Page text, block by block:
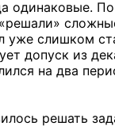
одинаковые.
уже слишком
допуск из
на два
решать